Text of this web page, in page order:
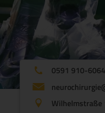
0591 910-6064
Wilhelmstraße